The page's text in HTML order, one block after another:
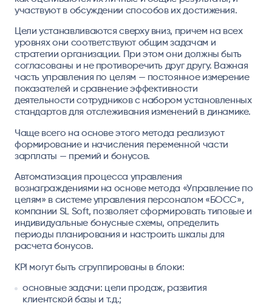
участвуют в обсуждении способов их достижения.
Цели устанавливаются сверху вниз, причем на всех
уровнях они соответствуют общим задачам и
стратегии организации. При этом они должны быть
согласованы и не противоречить друг другу. Важная
часть управления по целям — постоянное измерение
показателей и сравнение эффективности
деятельности сотрудников с набором установленных
стандартов для отслеживания изменений в динамике.
Чаще всего на основе этого метода реализуют
формирование и начисления переменной части
зарплаты — премий и бонусов.
Автоматизация процесса управления
вознаграждениями на основе метода «Управление по
целям» в системе управления персоналом «БОСС»,
компании SL Soft, позволяет сформировать типовые и
индивидуальные бонусные схемы, определить
периоды планирования и настроить шкалы для
расчета бонусов.
KPI могут быть сгруппированы в блоки:
основные задачи: цели продаж, развития
клиентской базы и т.д.;